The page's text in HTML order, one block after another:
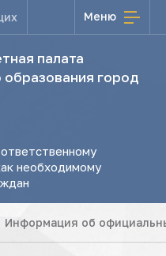
Меню
палата
образования город
необходимому
Информация об